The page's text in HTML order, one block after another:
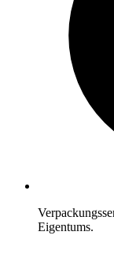
Eigentums.